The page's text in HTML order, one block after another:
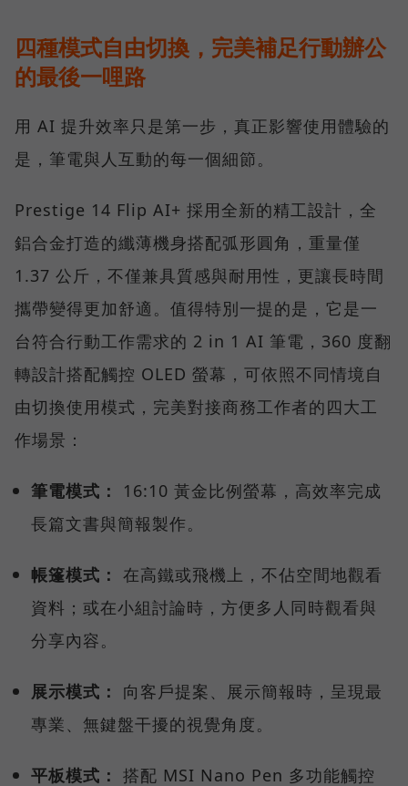
四種模式自由切換，完美補足行動辦公
的最後一哩路
用 AI 提升效率只是第一步，真正影響使用體驗的
是，筆電與人互動的每一個細節。
Prestige 14 Flip AI+ 採用全新的精工設計，全
鋁合金打造的纖薄機身搭配弧形圓角，重量僅
1.37 公斤，不僅兼具質感與耐用性，更讓長時間
攜帶變得更加舒適。值得特別一提的是，它是一
台符合行動工作需求的 2 in 1 AI 筆電，360 度翻
轉設計搭配觸控 OLED 螢幕，可依照不同情境自
由切換使用模式，完美對接商務工作者的四大工
作場景：
筆電模式：
16:10 黃金比例螢幕，高效率完成
長篇文書與簡報製作。
帳篷模式： 在高鐵或飛機上，不佔空間地觀看
資料；或在小組討論時，方便多人同時觀看與
分享內容。
展示模式：
向客戶提案、展示簡報時，呈現最
專業、無鍵盤干擾的視覺角度。
平板模式： 搭配 MSI Nano Pen 多功能觸控